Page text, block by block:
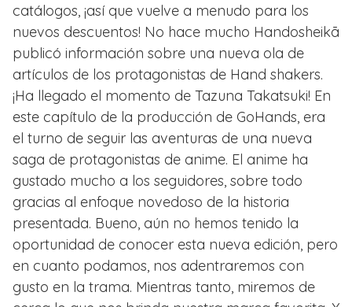
catálogos, ¡así que vuelve a menudo para los
nuevos descuentos! No hace mucho Handosheikā
publicó información sobre una nueva ola de
artículos de los protagonistas de Hand shakers.
¡Ha llegado el momento de Tazuna Takatsuki! En
este capítulo de la producción de GoHands, era
el turno de seguir las aventuras de una nueva
saga de protagonistas de anime. El anime ha
gustado mucho a los seguidores, sobre todo
gracias al enfoque novedoso de la historia
presentada. Bueno, aún no hemos tenido la
oportunidad de conocer esta nueva edición, pero
en cuanto podamos, nos adentraremos con
gusto en la trama. Mientras tanto, miremos de